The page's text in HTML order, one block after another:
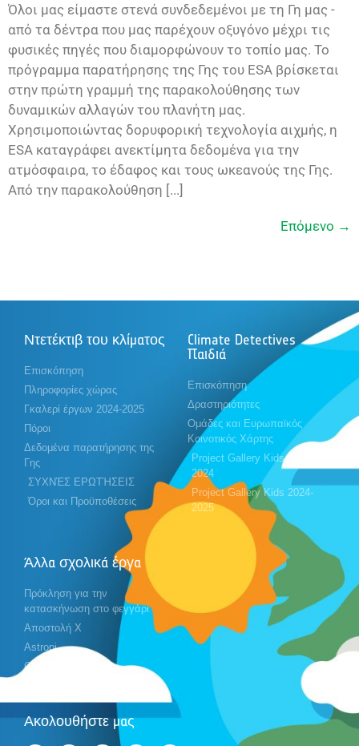
Όλοι μας είμαστε στενά συνδεδεμένοι με τη Γη μας -
από τα δέντρα που μας παρέχουν οξυγόνο μέχρι τις
φυσικές πηγές που διαμορφώνουν το τοπίο μας. Το
πρόγραμμα παρατήρησης της Γης του ESA βρίσκεται
στην πρώτη γραμμή της παρακολούθησης των
δυναμικών αλλαγών του πλανήτη μας.
Χρησιμοποιώντας δορυφορική τεχνολογία αιχμής, η
ESA καταγράφει ανεκτίμητα δεδομένα για την
ατμόσφαιρα, το έδαφος και τους ωκεανούς της Γης.
Από την παρακολούθηση [...]
Επόμενο →
Ντετέκτιβ του κλίματος
Επισκόπηση
Πληροφορίες χώρας
Γκαλερί έργων 2024-2025
Πόροι
Δεδομένα παρατήρησης της
Γης
ΣΥΧΝΈΣ ΕΡΩΤΉΣΕΙΣ
Όροι και Προϋποθέσεις
Climate Detectives
Παιδιά
Επισκόπηση
Δραστηριότητες
Ομάδες και Ευρωπαϊκός
Κοινοτικός Χάρτης
Project Gallery Kids 2023-
2024
Project Gallery Kids 2024-
2025
Άλλα σχολικά έργα
Πρόκληση για την
κατασκήνωση στο φεγγάρι
Αποστολή X
Astropi
Cansat
Ακολουθήστε μας